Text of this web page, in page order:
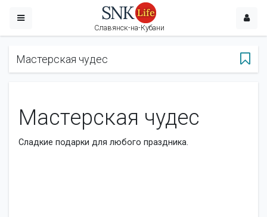
Славянск-на-Кубани
Мастерская чудес
Мастерская чудес
Сладкие подарки для любого праздника.